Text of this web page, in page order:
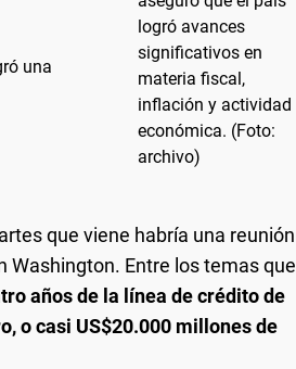
una
que viene habría una reunión
Entre los temas que
años de la línea de crédito de
o casi US$20.000 millones de